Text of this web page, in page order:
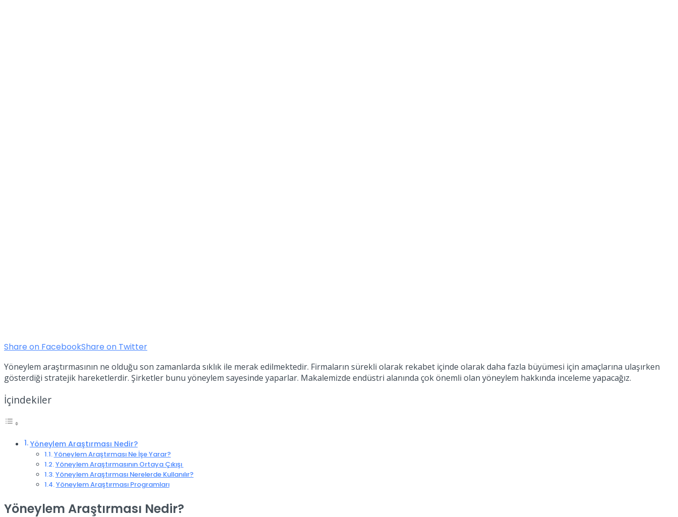
Share on FacebookShare on Twitter
Yöneylem araştırmasının ne olduğu son zamanlarda sıklık ile merak edilmektedir. Firmaların sürekli olarak rekabet içinde olarak daha fazla büyümesi için amaçlarına ulaşırken
gösterdiği stratejik hareketlerdir. Şirketler bunu yöneylem sayesinde yaparlar. Makalemizde endüstri alanında çok önemli olan yöneylem hakkında inceleme yapacağız.
İçindekiler
Yöneylem Araştırması Nedir?
Yöneylem Araştırması Ne İşe Yarar?
Yöneylem Araştırmasının Ortaya Çıkışı
Yöneylem Araştırması Nerelerde Kullanılır?
Yöneylem Araştırması Programları
Yöneylem Araştırması Nedir?